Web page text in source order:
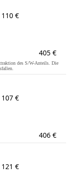
110 €
405 €
des S/W-Anteils. Die
107 €
406 €
121 €